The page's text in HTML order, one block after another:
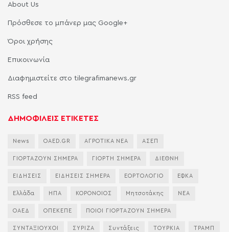
About Us
Πρόσθεσε το μπάνερ μας Google+
Όροι χρήσης
Επικοινωνία
Διαφημιστείτε στο tilegrafimanews.gr
RSS feed
ΔΗΜΟΦΙΛΕΙΣ ΕΤΙΚΕΤΕΣ
News OAED.GR ΑΓΡΟΤΙΚΑ ΝΕΑ ΑΣΕΠ
ΓΙΟΡΤΑΖΟΥΝ ΣΗΜΕΡΑ ΓΙΟΡΤΗ ΣΗΜΕΡΑ ΔΙΕΘΝΗ
ΕΙΔΗΣΕΙΣ ΕΙΔΗΣΕΙΣ ΣΗΜΕΡΑ ΕΟΡΤΟΛΟΓΙΟ ΕΦΚΑ
Ελλάδα ΗΠΑ ΚΟΡΟΝΟΙΟΣ Μητσοτάκης ΝΕΑ
ΟΑΕΔ ΟΠΕΚΕΠΕ ΠΟΙΟΙ ΓΙΟΡΤΑΖΟΥΝ ΣΗΜΕΡΑ
ΣΥΝΤΑΞΙΟΥΧΟΙ ΣΥΡΙΖΑ Συντάξεις ΤΟΥΡΚΙΑ ΤΡΑΜΠ